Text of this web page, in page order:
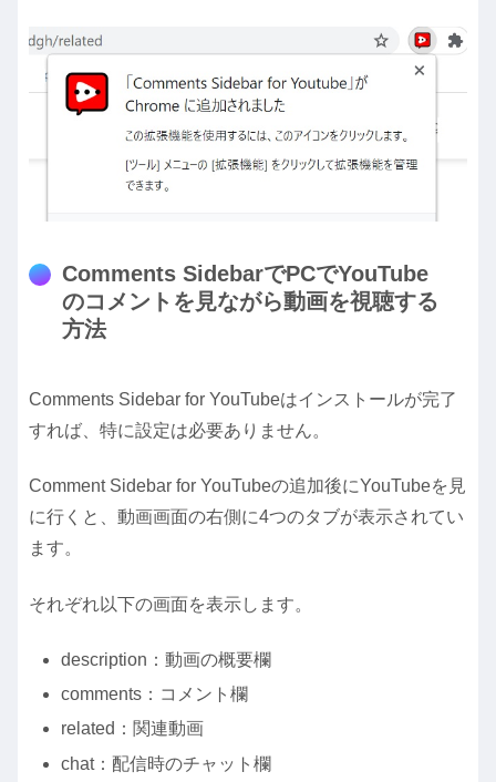
Comments SidebarでPCでYouTube
のコメントを見ながら動画を視聴する
方法
Comments Sidebar for YouTubeはインストールが完了
すれば、特に設定は必要ありません。
Comment Sidebar for YouTubeの追加後にYouTubeを見
に行くと、動画画面の右側に4つのタブが表示されてい
ます。
それぞれ以下の画面を表示します。
description：動画の概要欄
comments：コメント欄
related：関連動画
chat：配信時のチャット欄